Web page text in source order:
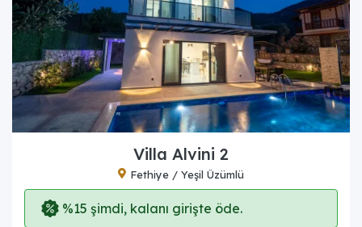
Villa Alvini 2
Fethiye / Yeşil Üzümlü
%15 şimdi, kalanı girişte öde.